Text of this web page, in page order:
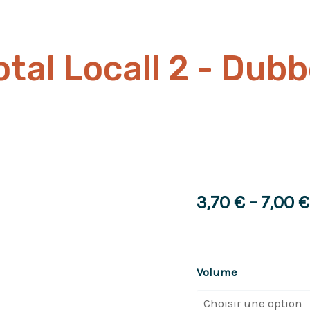
Locall 2 -
3,70 € – 7,00 €
Volume
quantité